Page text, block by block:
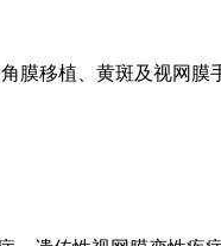
膜移植、黄斑及视网膜